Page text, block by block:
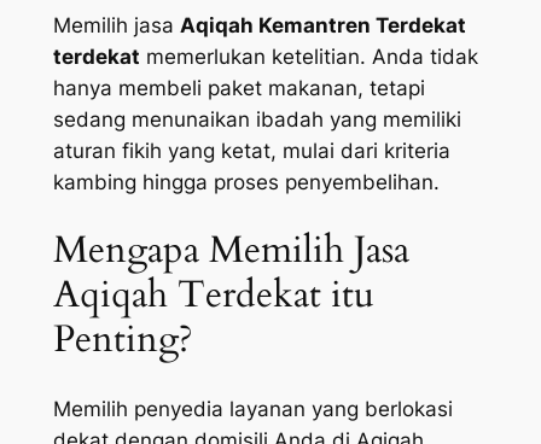
Memilih jasa Aqiqah Kemantren Terdekat
terdekat memerlukan ketelitian. Anda tidak
hanya membeli paket makanan, tetapi
sedang menunaikan ibadah yang memiliki
aturan fikih yang ketat, mulai dari kriteria
kambing hingga proses penyembelihan.
Mengapa Memilih Jasa
Aqiqah Terdekat itu
Penting?
Memilih penyedia layanan yang berlokasi